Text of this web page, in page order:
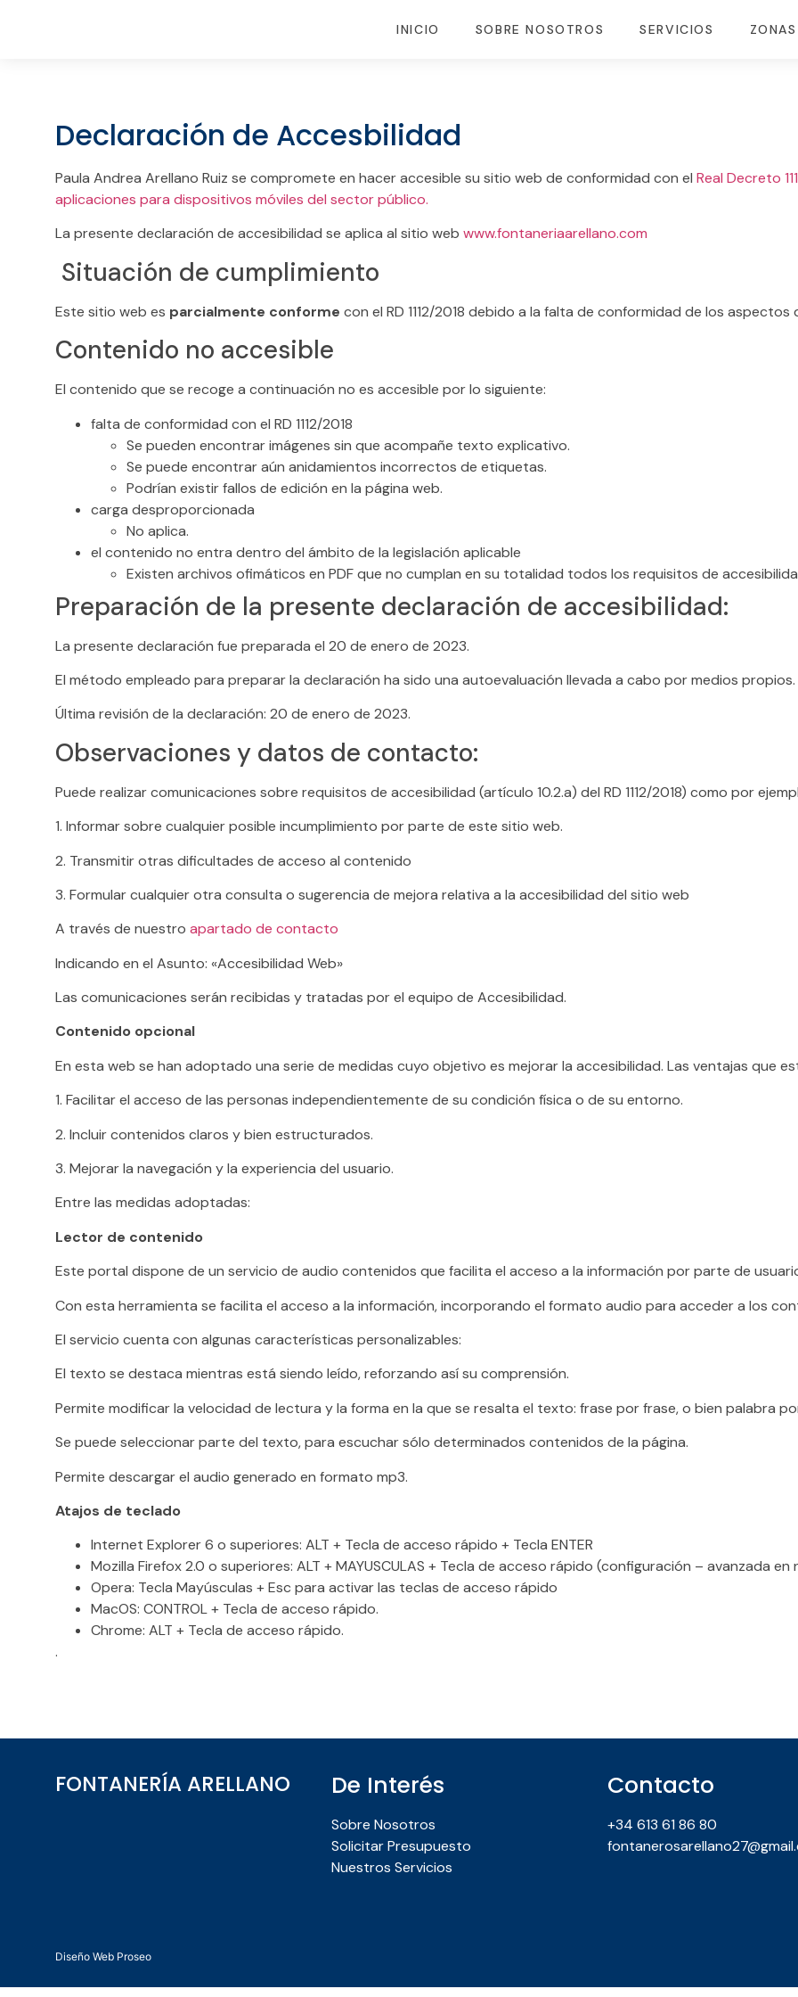
INICIO SOBRE NOSOTROS SERVICIOS ZONAS
Declaración de Accesbilidad
Paula Andrea Arellano Ruiz se compromete en hacer accesible su sitio web de conformidad con el Real Decreto
aplicaciones para dispositivos móviles del sector público.
La presente declaración de accesibilidad se aplica al sitio web www.fontaneriaarellano.com
Situación de cumplimiento
Este sitio web es parcialmente conforme con el RD 1112/2018 debido a la falta de conformidad de los
Contenido no accesible
El contenido que se recoge a continuación no es accesible por lo siguiente:
falta de conformidad con el RD 1112/2018
Se pueden encontrar imágenes sin que acompañe texto explicativo.
Se puede encontrar aún anidamientos incorrectos de etiquetas.
Podrían existir fallos de edición en la página web.
carga desproporcionada
No aplica.
el contenido no entra dentro del ámbito de la legislación aplicable
Existen archivos ofimáticos en PDF que no cumplan en su totalidad todos los requisitos de
Preparación de la presente declaración de accesibilidad:
La presente declaración fue preparada el 20 de enero de 2023.
El método empleado para preparar la declaración ha sido una autoevaluación llevada a cabo por medios propios.
Última revisión de la declaración: 20 de enero de 2023.
Observaciones y datos de contacto:
Puede realizar comunicaciones sobre requisitos de accesibilidad (artículo 10.2.a) del RD 1112/2018) como por
1. Informar sobre cualquier posible incumplimiento por parte de este sitio web.
2. Transmitir otras dificultades de acceso al contenido
3. Formular cualquier otra consulta o sugerencia de mejora relativa a la accesibilidad del sitio web
A través de nuestro apartado de contacto
Indicando en el Asunto: «Accesibilidad Web»
Las comunicaciones serán recibidas y tratadas por el equipo de Accesibilidad.
Contenido opcional
En esta web se han adoptado una serie de medidas cuyo objetivo es mejorar la accesibilidad. Las ventajas que
1. Facilitar el acceso de las personas independientemente de su condición física o de su entorno.
2. Incluir contenidos claros y bien estructurados.
3. Mejorar la navegación y la experiencia del usuario.
Entre las medidas adoptadas:
Lector de contenido
Este portal dispone de un servicio de audio contenidos que facilita el acceso a la información por parte de
Con esta herramienta se facilita el acceso a la información, incorporando el formato audio para acceder a los
El servicio cuenta con algunas características personalizables:
El texto se destaca mientras está siendo leído, reforzando así su comprensión.
Permite modificar la velocidad de lectura y la forma en la que se resalta el texto: frase por frase, o bien palabra
Se puede seleccionar parte del texto, para escuchar sólo determinados contenidos de la página.
Permite descargar el audio generado en formato mp3.
Atajos de teclado
Internet Explorer 6 o superiores: ALT + Tecla de acceso rápido + Tecla ENTER
Mozilla Firefox 2.0 o superiores: ALT + MAYUSCULAS + Tecla de acceso rápido (configuración – avanzada
Opera: Tecla Mayúsculas + Esc para activar las teclas de acceso rápido
MacOS: CONTROL + Tecla de acceso rápido.
Chrome: ALT + Tecla de acceso rápido.
.
FONTANERÍA ARELLANO De Interés
Sobre Nosotros
Solicitar Presupuesto
Nuestros Servicios
Contacto
+34 613 61 86 80
Diseño Web Proseo